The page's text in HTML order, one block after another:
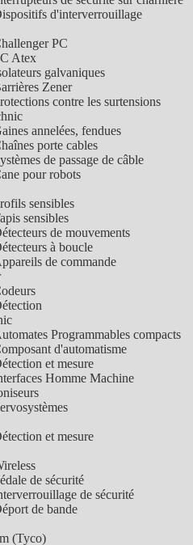
d'interverrouillage
PC
Atex
galvaniques
Zener
contre les surtensions
annelées, fendues
porte cables
de passage de câble
pour robots
sensibles
sensibles
de mouvements
à boucle
de commande
Programmables compacts
d'automatisme
et mesure
Homme Machine
et mesure
de sécurité
de sécurité
de bande
(Tyco)